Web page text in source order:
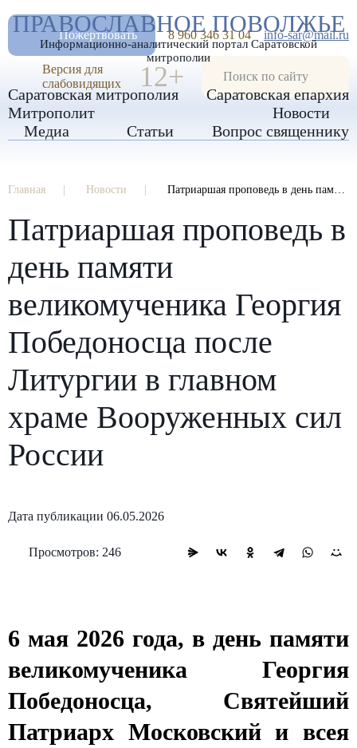
РАЗМЕР ШРИФТА А А А
ИЗОБРАЖЕНИЯ
ПРАВОСЛАВНОЕ ПОВОЛЖЬЕ
Информационно-аналитический портал Саратовской
митрополии
Пожертвовать 8 960 346 31 04 info-sar@mail.ru
Версия для
слабовидящих
12+
Саратовская митрополия
Саратовская епархия
Митрополит
Новости
Медиа
Статьи Вопрос священнику
Главная Новости Патриаршая проповедь в день памяти великомученика Георгия Победоносца после Литургии в главном храме Вооруженных сил России
Патриаршая проповедь в
день памяти
великомученика Георгия
Победоносца после
Литургии в главном
храме Вооруженных сил
России
Дата публикации 06.05.2026
Просмотров: 246
6 мая 2026 года, в день памяти
великомученика Георгия
Победоносца, Святейший
Патриарх Московский и всея